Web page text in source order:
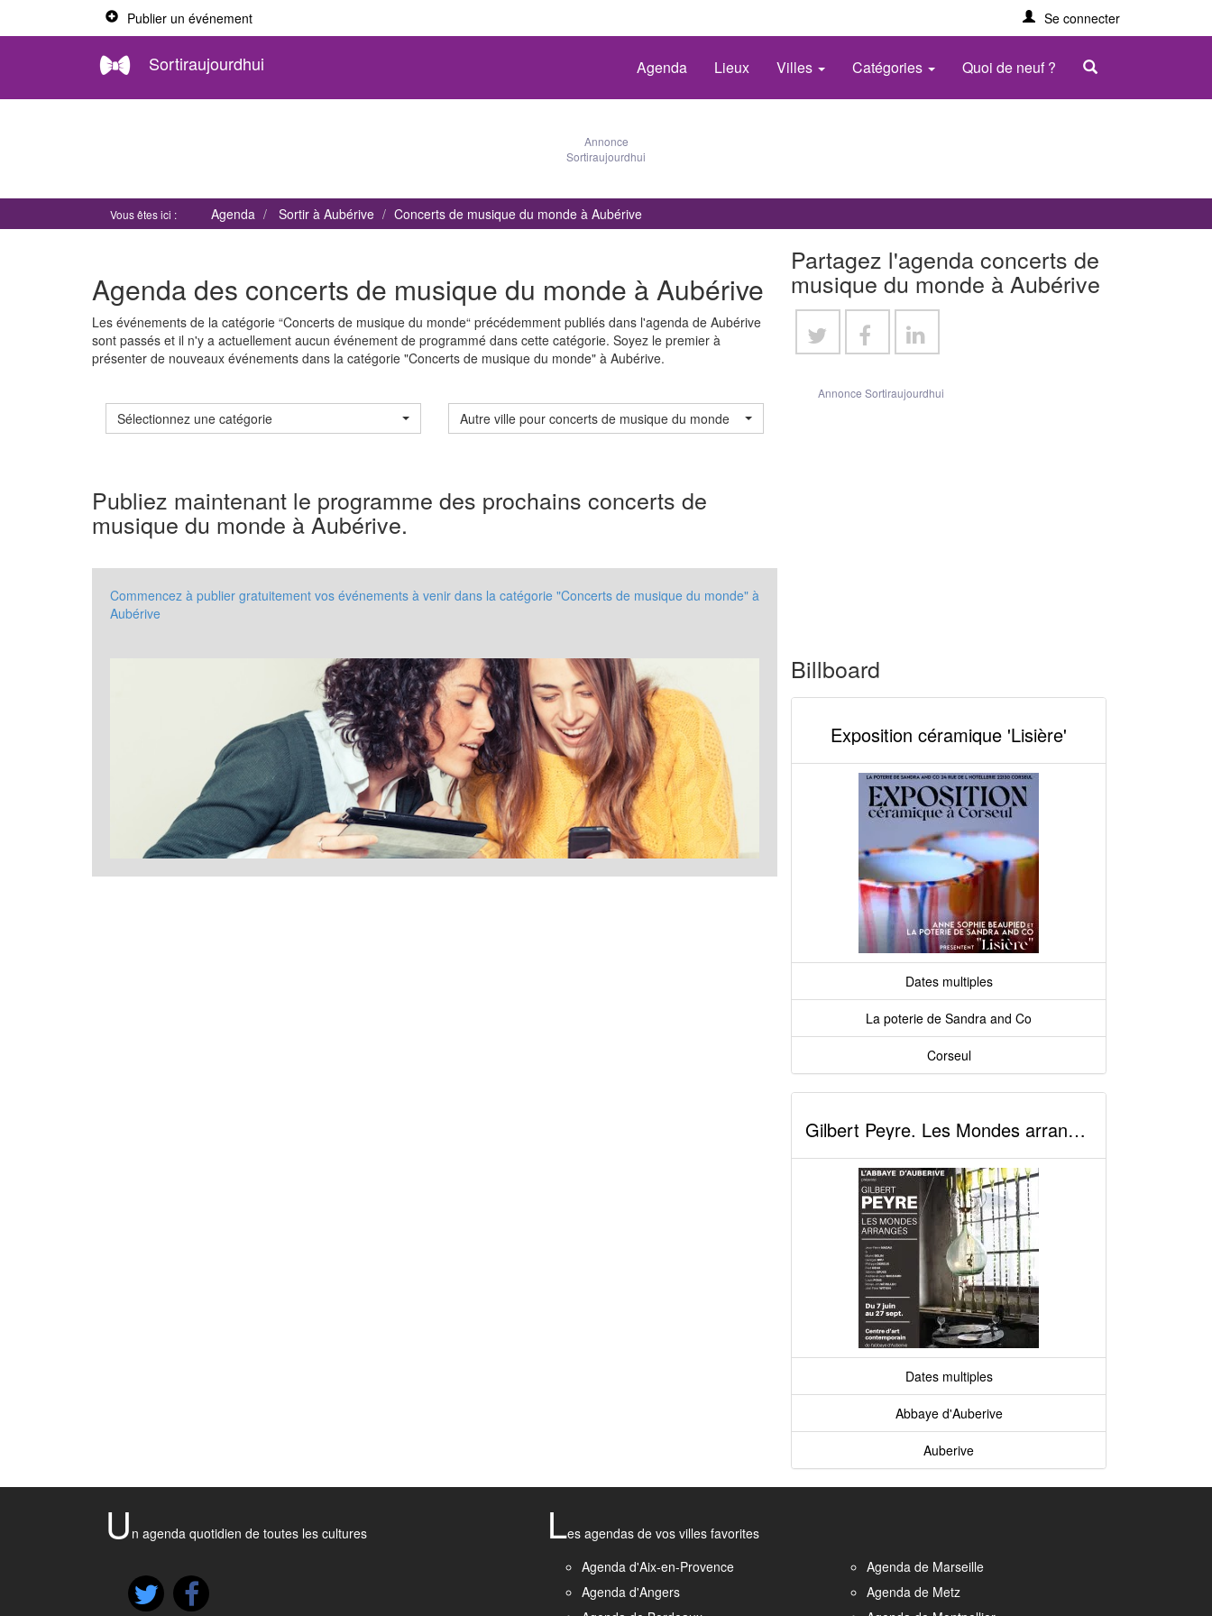
Publier un événement Se connecter
Sortiraujourdhui Agenda Lieux Villes Catégories Quoi de neuf ?
Annonce
Sortiraujourdhui
Vous êtes ici : Agenda Sortir à Aubérive Concerts de musique du monde à Aubérive
Agenda des concerts de musique du monde à Aubérive
Les événements de la catégorie “Concerts de musique du monde“ précédemment publiés dans l'agenda de Aubérive
sont passés et il n'y a actuellement aucun événement de programmé dans cette catégorie. Soyez le premier à
présenter de nouveaux événements dans la catégorie "Concerts de musique du monde" à Aubérive.
Sélectionnez une catégorie Autre ville pour concerts de musique du monde
Publiez maintenant le programme des prochains concerts de
musique du monde à Aubérive.
Commencez à publier gratuitement vos événements à venir dans la catégorie "Concerts de musique du monde" à
Aubérive
Partagez l'agenda concerts de
musique du monde à Aubérive
Annonce Sortiraujourdhui
Billboard
Exposition céramique 'Lisière'
Dates multiples
La poterie de Sandra and Co
Corseul
Gilbert Peyre. Les Mondes arrangés
Dates multiples
Abbaye d'Auberive
Auberive
U n agenda quotidien de toutes les cultures Les agendas de vos villes favorites
Agenda d'Aix-en-Provence
Agenda d'Angers
Agenda de Marseille
Agenda de Metz